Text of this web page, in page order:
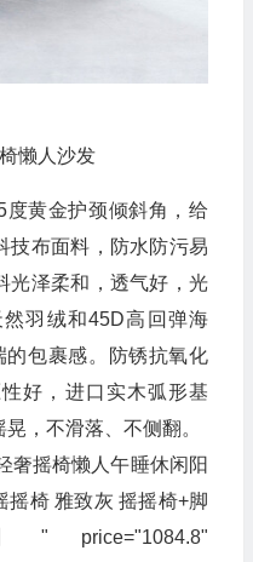
懒人沙发
黄金护颈倾斜角，给
技布面料，防水防污易
光泽柔和，透气好，光
羽绒和45D高回弹海
包裹感。防锈抗氧化
好，进口实木弧形基
，不滑落、不侧翻。
奢摇椅懒人午睡休闲阳
摇椅 雅致灰 摇摇椅+脚